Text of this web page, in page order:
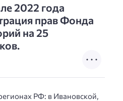
2022 года
прав Фонда
на 25
РФ: в Ивановской,